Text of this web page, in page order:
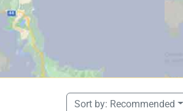
Sort by: Recommended